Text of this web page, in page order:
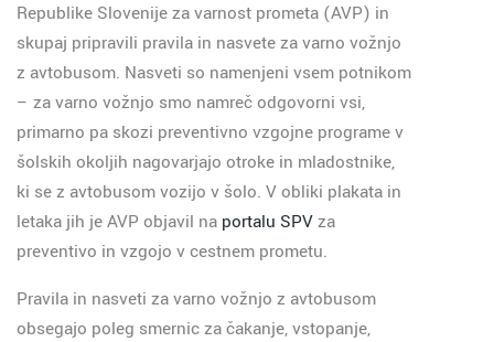
Republike Slovenije za varnost prometa (AVP) in
skupaj pripravili pravila in nasvete za varno vožnjo
z avtobusom. Nasveti so namenjeni vsem potnikom
– za varno vožnjo smo namreč odgovorni vsi,
primarno pa skozi preventivno vzgojne programe v
šolskih okoljih nagovarjajo otroke in mladostnike,
ki se z avtobusom vozijo v šolo. V obliki plakata in
letaka jih je AVP objavil na portalu SPVza
preventivo in vzgojo v cestnem prometu.
Pravila in nasveti za varno vožnjo z avtobusom
obsegajo poleg smernic za čakanje, vstopanje,